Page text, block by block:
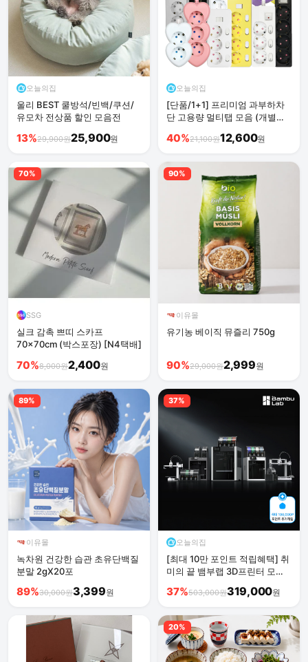
오늘의집
울리 BEST 쿨방석/빈백/쿠션/
유모차 전상품 할인 모음전
13%29,900원25,900원
오늘의집
[단품/1+1] 프리미엄 과부하차
단 고용량 멀티탭 모음 (개별멀
40%21,100원12,600원
70%
SSG
실크 감촉 쁘띠 스카프
70x70cm (박스포장) [N4택배]
70%8,000원2,400원
90%
이유몰
유기농 베이직 뮤즐리 750g
90%29,000원2,999원
89%
이유몰
녹차원 건강한 습관 초유단백질
분말 2gX20포
89%30,000원3,399원
37%
오늘의집
[최대 10만 포인트 적립혜택] 취
미의 끝 뱀부랩 3D프린터 모음
37%503,000원319,000원
20%